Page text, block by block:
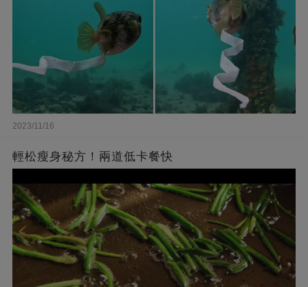
2023/11/16
輕松瘦身秘方！兩道低卡餐快